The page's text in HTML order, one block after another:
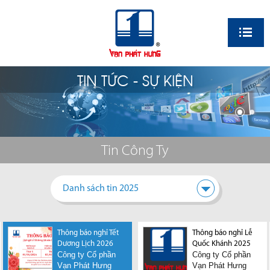
TIN TỨC - SỰ KIỆN
Tin Công Ty
Danh sách tin 2025
Thông báo nghỉ Tết
Nguyên đán Bính
Ngọ
Công ty Cổ phần
Thông báo nghỉ Tết
Dương Lịch 2026
Công ty Cổ phần
Vạn Phát Hưng
Thông báo nghỉ Lễ
Quốc Khánh 2025
Công ty Cổ phần
Vạn Phát Hưng